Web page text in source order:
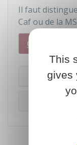
Il faut
Cafou de la
Caf
This
gives